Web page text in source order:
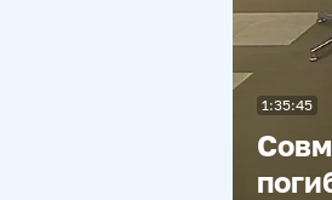
1:35:45